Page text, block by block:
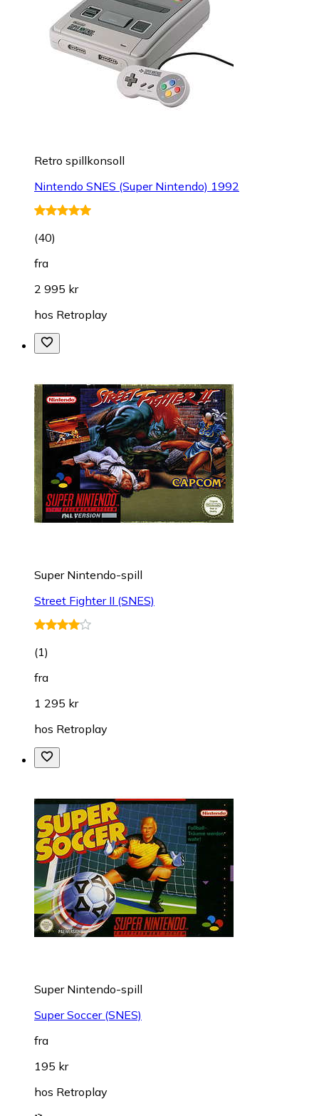
Retro spillkonsoll
Nintendo SNES (Super Nintendo) 1992
(40)
fra
2 995 kr
hos Retroplay
Super Nintendo-spill
Street Fighter II (SNES)
(1)
fra
1 295 kr
hos Retroplay
Super Nintendo-spill
Super Soccer (SNES)
fra
195 kr
hos Retroplay